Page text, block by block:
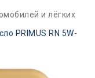
и лёгких
PRIMUS RN 5W-